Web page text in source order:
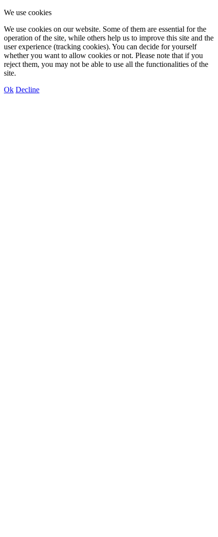
We use cookies
We use cookies on our website. Some of them are essential for the
operation of the site, while others help us to improve this site and the
user experience (tracking cookies). You can decide for yourself
whether you want to allow cookies or not. Please note that if you
reject them, you may not be able to use all the functionalities of the
site.
Ok Decline